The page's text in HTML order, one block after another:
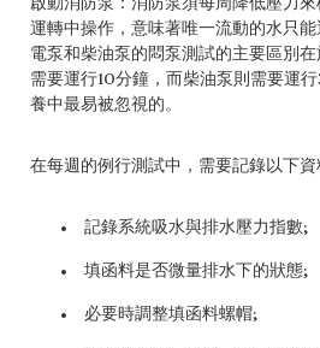
啟動消防泵：消防泵須每周降低壓力
運轉中操作，意味著唯一流動的水只能
電泵和柴油泵的悶泵測試的主要區別
需要運行10分鐘，而柴油泵則需要運
養中最易被忽視的。
在每週的例行測試中，需要記錄以下資
記錄系統吸水與排水壓力指數;
填函料是否微量排水下的狀態;
必要時調整填函料螺帽;